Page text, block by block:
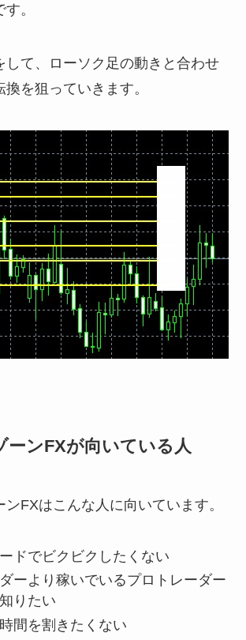
。
して、ローソク足の動きと合わせ
を狙っていきます。
ーンFXが向いている人
ンFXはこんな人に向いています。
ドでビクビクしたくない
ーより稼いでいるプロトレーダー
りたい
間を割きたくない